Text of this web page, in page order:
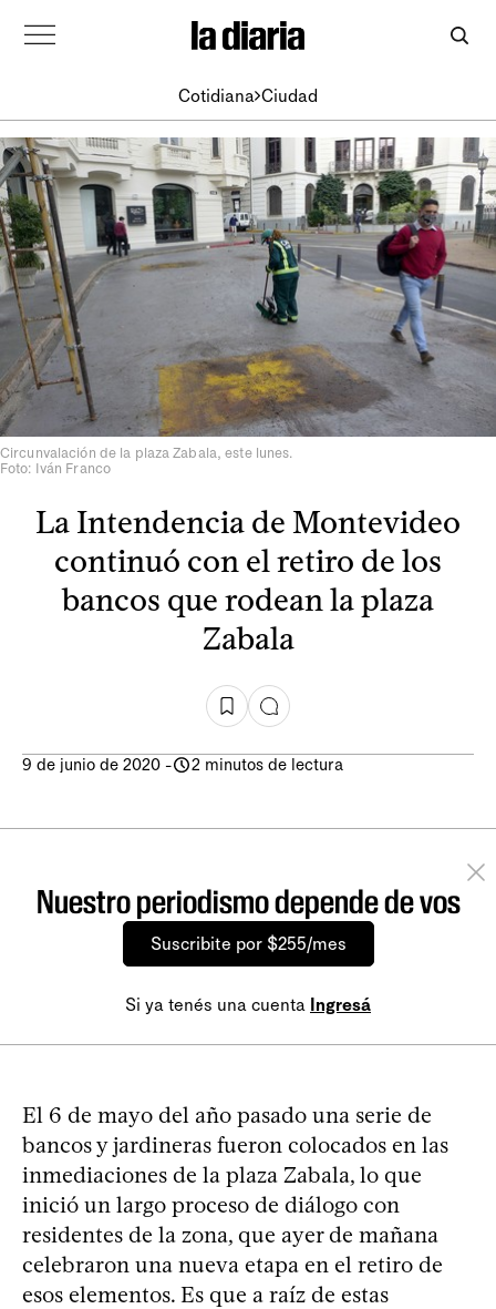
Cotidiana Ciudad
Circunvalación de la plaza Zabala, este lunes.
Foto: Iván Franco
La Intendencia de Montevideo
continuó con el retiro de los
bancos que rodean la plaza
Zabala
9 de junio de 2020 - 2 minutos de lectura
Nuestro periodismo depende de vos
Suscribite por $255/mes
Si ya tenés una cuenta Ingresá
El 6 de mayo del año pasado una serie de
bancos y jardineras fueron colocados en las
inmediaciones de la plaza Zabala, lo que
inició un largo proceso de diálogo con
residentes de la zona, que ayer de mañana
celebraron una nueva etapa en el retiro de
esos elementos. Es que a raíz de estas